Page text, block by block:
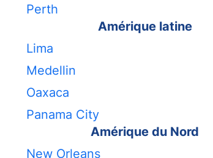
Perth
Amérique latine
Lima
Medellin
Oaxaca
Panama City
Amérique du Nord
New Orleans